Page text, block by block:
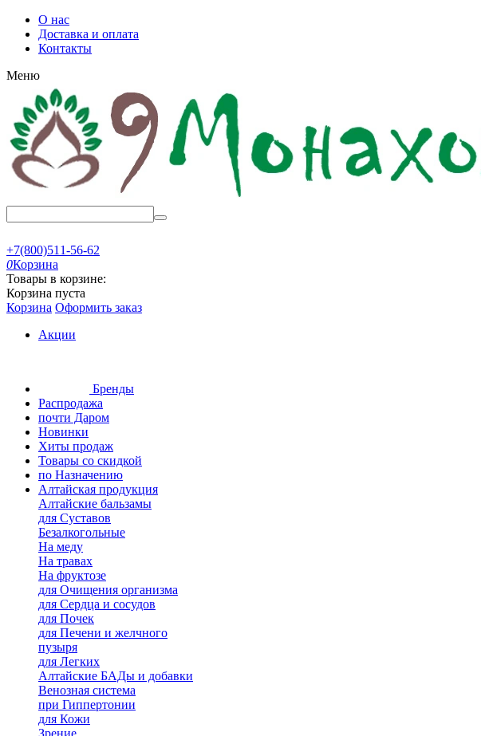
О нас
Доставка и оплата
Контакты
Меню
+7(800)511-56-62
0Корзина
Товары в корзине:
Корзина пуста
Корзина Оформить заказ
Акции
Бренды
Распродажа
почти Даром
Новинки
Хиты продаж
Товары со скидкой
по Назначению
Алтайская продукция
Алтайские бальзамы
для Суставов
Безалкогольные
На меду
На травах
На фруктозе
для Очищения организма
для Сердца и сосудов
для Почек
для Печени и желчного
пузыря
для Легких
Алтайские БАДы и добавки
Венозная система
при Гиппертонии
для Кожи
Зрение